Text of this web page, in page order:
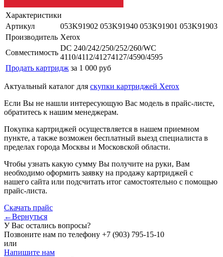
Характеристики
Артикул
053K91902 053K91940 053K91901 053K91903
Производитель Xerox
Совместимость
DC 240/242/250/252/260/WC
4110/4112/41274127/4590/4595
Продать картридж за 1 000 руб
Актуальный каталог для скупки картриджей Xerox
Если Вы не нашли интересующую Вас модель в прайс-листе,
обратитесь к нашим менеджерам.
Покупка картриджей осуществляется в нашем приемном
пункте, а также возможен бесплатный выезд специалиста в
пределах города Москвы и Московской области.
Чтобы узнать какую сумму Вы получите на руки, Вам
необходимо оформить заявку на продажу картриджей с
нашего сайта или подсчитать итог самостоятельно с помощью
прайс-листа.
Скачать прайс
←Вернуться
У Вас остались вопросы?
Позвоните нам по телефону +7 (903) 795-15-10
или
Напишите нам